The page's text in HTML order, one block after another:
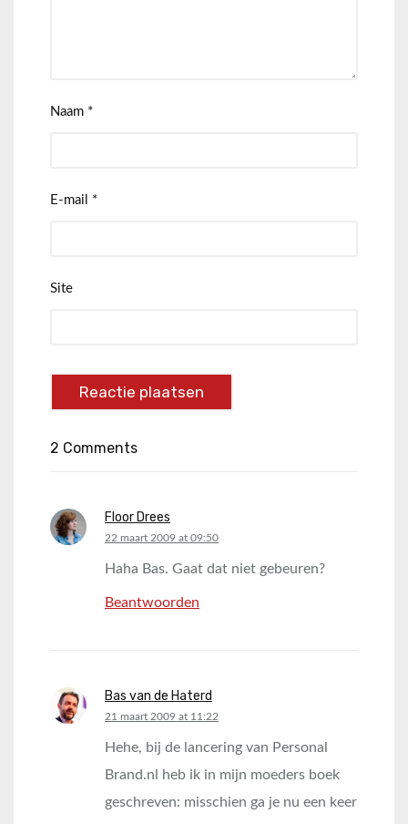
Naam *
E-mail *
Site
2 Comments
Floor Drees
says:
22 maart 2009 at 09:50
Haha Bas. Gaat dat niet gebeuren?
Beantwoorden
Bas van de Haterd
says:
21 maart 2009 at 11:22
Hehe, bij de lancering van Personal
Brand.nl heb ik in mijn moeders boek
geschreven: misschien ga je nu een keer